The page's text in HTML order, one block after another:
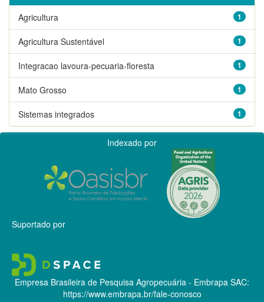
1
Agricultura
1
Agricultura Sustentável
1
Integracao lavoura-pecuaria-floresta
1
Mato Grosso
1
Sistemas integrados
Indexado por
Suportado por
Empresa Brasileira de Pesquisa Agropecuária - Embrapa SAC:
https://www.embrapa.br/fale-conosco